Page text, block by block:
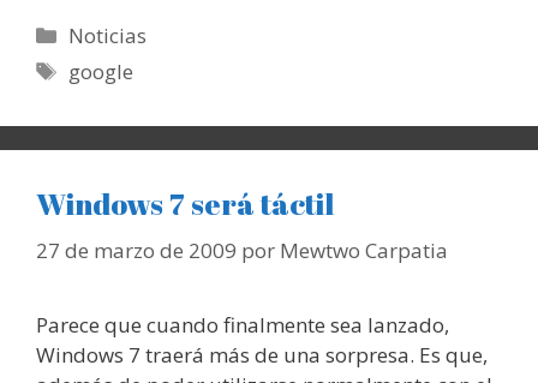
Categorías
Noticias
Etiquetas
google
Windows 7 será táctil
27 de marzo de 2009 por Mewtwo Carpatia
Parece que cuando finalmente sea lanzado,
Windows 7 traerá más de una sorpresa. Es que,